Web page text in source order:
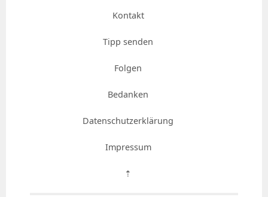
Kontakt
Tipp senden
Folgen
Bedanken
Datenschutzerklärung
Impressum
⇡